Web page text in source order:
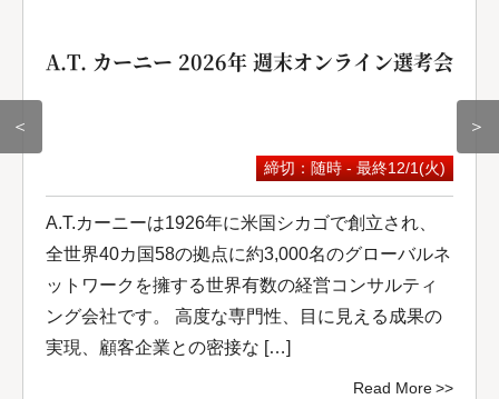
＜
A.T. カーニー 2026年 週末オンライン選考会
締切：随時 - 最終12/1(火)
A.T.カーニーは1926年に米国シカゴで創立され、
全世界40カ国58の拠点に約3,000名のグローバルネ
ットワークを擁する世界有数の経営コンサルティ
ング会社です。 高度な専門性、目に見える成果の
実現、顧客企業との密接な […]
Read More
＞